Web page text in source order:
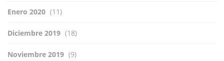
Enero 2020 (11)
Diciembre 2019 (18)
Noviembre 2019 (9)